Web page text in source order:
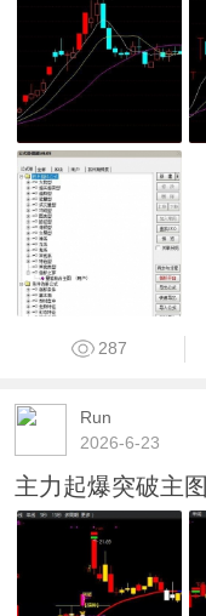
287
Run
2026-6-23
主力起爆突破主图